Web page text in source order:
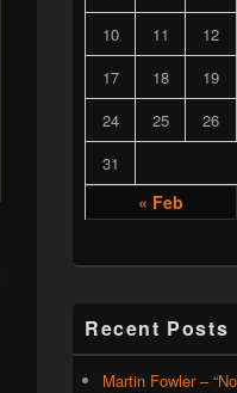
« Feb
10
11 12
17
18 19
24
25 26
31
Recent Posts
Martin Fowler –